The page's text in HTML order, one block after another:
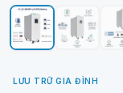
LƯU TRỮ GIA ĐÌNH